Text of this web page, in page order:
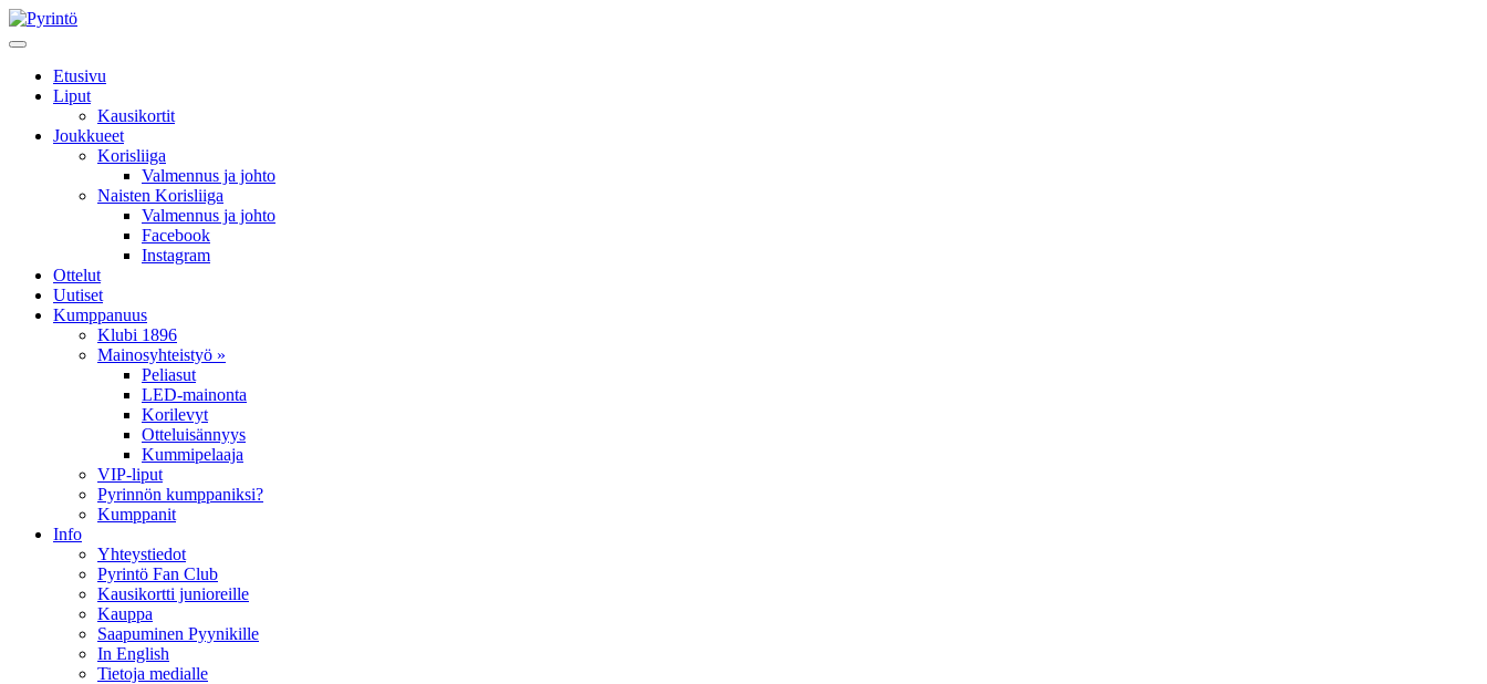
Etusivu
Liput
Kausikortit
Joukkueet
Korisliiga
Valmennus ja johto
Naisten Korisliiga
Valmennus ja johto
Facebook
Instagram
Ottelut
Uutiset
Kumppanuus
Klubi 1896
Mainosyhteistyö »
Peliasut
LED-mainonta
Korilevyt
Otteluisännyys
Kummipelaaja
VIP-liput
Pyrinnön kumppaniksi?
Kumppanit
Info
Yhteystiedot
Pyrintö Fan Club
Kausikortti junioreille
Kauppa
Saapuminen Pyynikille
In English
Tietoja medialle